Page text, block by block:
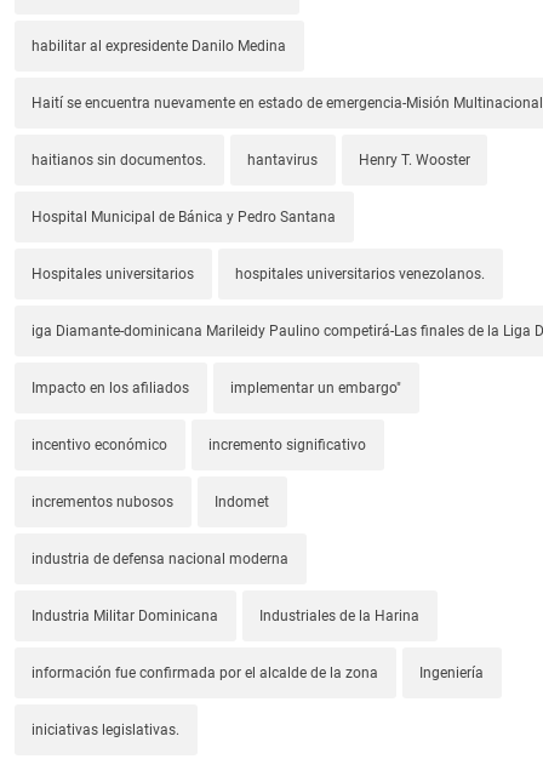
habilitar al expresidente Danilo Medina
Haití se encuentra nuevamente en estado de emergencia-Misión
haitianos sin documentos. hantavirus Henry T. Wooster
Hospital Municipal de Bánica y Pedro Santana
Hospitales universitarios hospitales universitarios venezolanos.
iga Diamante-dominicana Marileidy Paulino competirá-Las finales de la Liga
Impacto en los afiliados implementar un embargo"
incentivo económico incremento significativo
incrementos nubosos Indomet
industria de defensa nacional moderna
Industria Militar Dominicana Industriales de la Harina
información fue confirmada por el alcalde de la zona Ingeniería
iniciativas legislativas.